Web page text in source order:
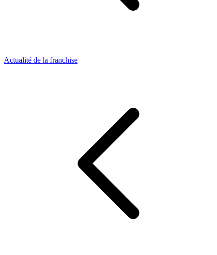
Actualité de la franchise